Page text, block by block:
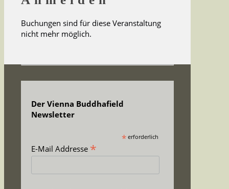
Buchungen sind für diese Veranstaltung
nicht mehr möglich.
Der Vienna Buddhafield
Newsletter
*erforderlich
E-Mail Addresse *